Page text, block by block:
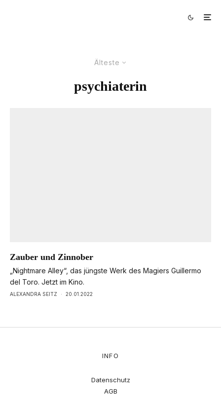
Älteste
psychiaterin
Zauber und Zinnober
„Nightmare Alley“, das jüngste Werk des Magiers Guillermo
del Toro. Jetzt im Kino.
ALEXANDRA SEITZ · 20.01.2022
INFO
Datenschutz
AGB